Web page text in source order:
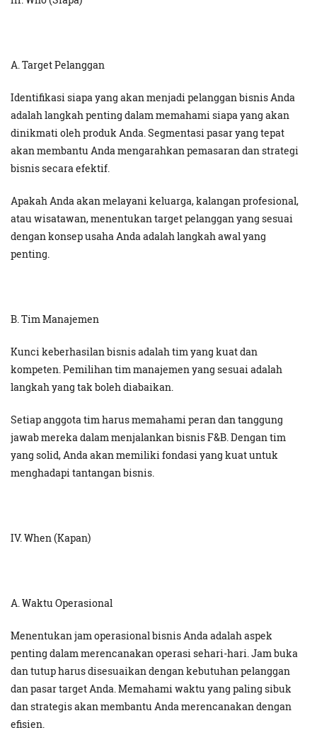
A. Target Pelanggan
Identifikasi siapa yang akan menjadi pelanggan bisnis Anda
adalah langkah penting dalam memahami siapa yang akan
dinikmati oleh produk Anda. Segmentasi pasar yang tepat
akan membantu Anda mengarahkan pemasaran dan strategi
bisnis secara efektif.
Apakah Anda akan melayani keluarga, kalangan profesional,
atau wisatawan, menentukan target pelanggan yang sesuai
dengan konsep usaha Anda adalah langkah awal yang
penting.
B. Tim Manajemen
Kunci keberhasilan bisnis adalah tim yang kuat dan
kompeten. Pemilihan tim manajemen yang sesuai adalah
langkah yang tak boleh diabaikan.
Setiap anggota tim harus memahami peran dan tanggung
jawab mereka dalam menjalankan bisnis F&B. Dengan tim
yang solid, Anda akan memiliki fondasi yang kuat untuk
menghadapi tantangan bisnis.
IV. When (Kapan)
A. Waktu Operasional
Menentukan jam operasional bisnis Anda adalah aspek
penting dalam merencanakan operasi sehari-hari. Jam buka
dan tutup harus disesuaikan dengan kebutuhan pelanggan
dan pasar target Anda. Memahami waktu yang paling sibuk
dan strategis akan membantu Anda merencanakan dengan
efisien.